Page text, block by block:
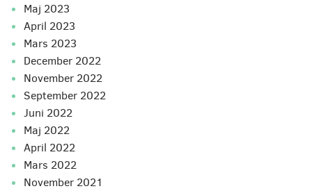
maj 2023
april 2023
mars 2023
december 2022
november 2022
september 2022
juni 2022
maj 2022
april 2022
mars 2022
november 2021